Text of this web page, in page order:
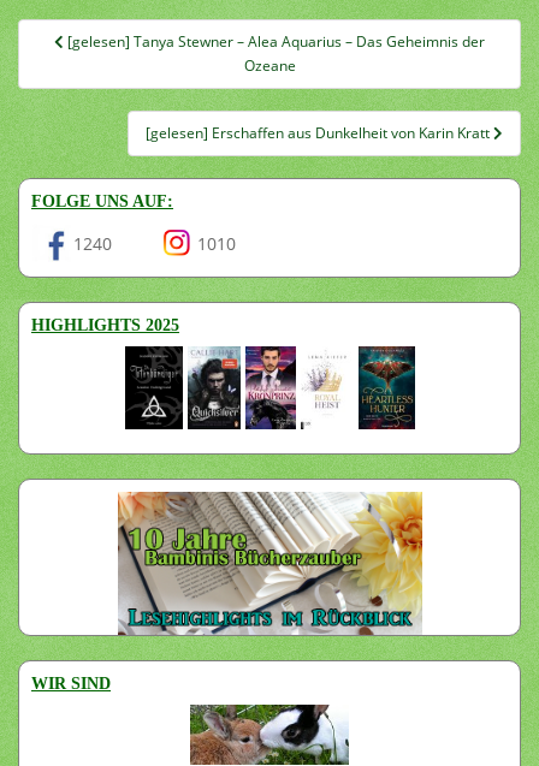
Beitragsnavigation
[gelesen] Tanya Stewner – Alea Aquarius – Das Geheimnis der
Ozeane
[gelesen] Erschaffen aus Dunkelheit von Karin Kratt
FOLGE UNS AUF:
1240 1010
HIGHLIGHTS 2025
WIR SIND